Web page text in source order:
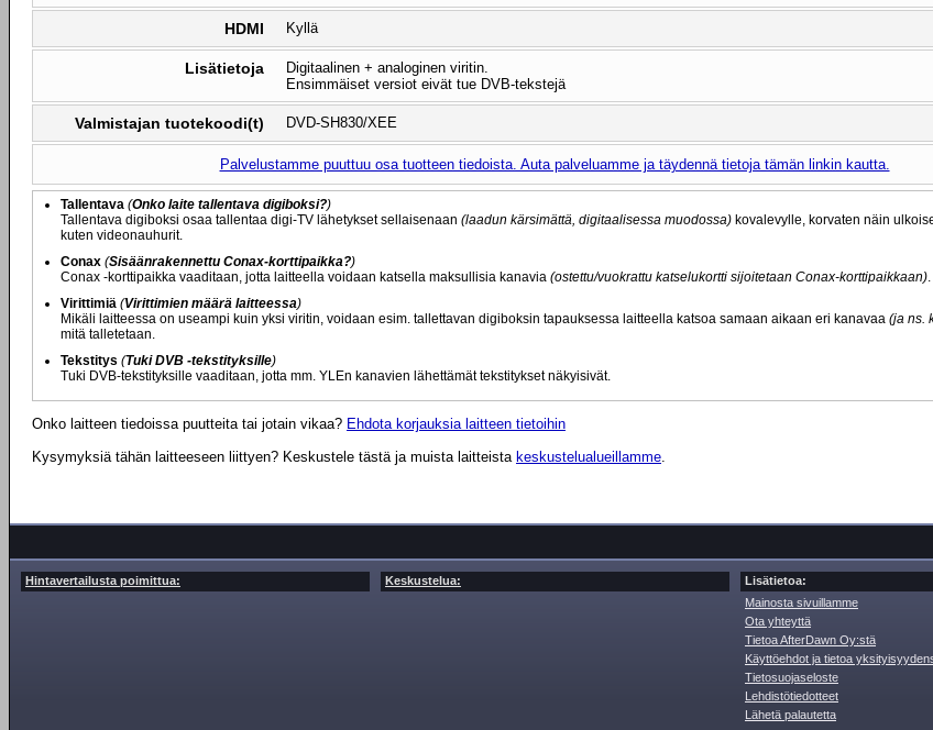
HDMI Kyllä
Lisätietoja
Digitaalinen + analoginen viritin.
Ensimmäiset versiot eivät tue DVB-tekstejä
Valmistajan tuotekoodi(t) DVD-SH830/XEE
Palvelustamme puuttuu osa tuotteen tiedoista. Auta palveluamme ja täydennä tietoja tämän linkin kautta.
Tallentava (Onko laite tallentava digiboksi?)
Tallentava digiboksi osaa tallentaa digi-TV lähetykset sellaisenaan (laadun kärsimättä, digitaalisessa muodossa) kovalevylle, korvaten näin
kuten videonauhurit.
Conax (Sisäänrakennettu Conax-korttipaikka?)
Conax -korttipaikka vaaditaan, jotta laitteella voidaan katsella maksullisia kanavia (ostettu/vuokrattu katselukortti sijoitetaan Conax-korttipaikkaan).
Virittimiä (Virittimien määrä laitteessa)
Mikäli laitteessa on useampi kuin yksi viritin, voidaan esim. tallettavan digiboksin tapauksessa laitteella katsoa samaan aikaan eri kanavaa (ja ns.
mitä talletetaan.
Tekstitys (Tuki DVB -tekstityksille)
Tuki DVB-tekstityksille vaaditaan, jotta mm. YLEn kanavien lähettämät tekstitykset näkyisivät.
Onko laitteen tiedoissa puutteita tai jotain vikaa? Ehdota korjauksia laitteen tietoihin
Kysymyksiä tähän laitteeseen liittyen? Keskustele tästä ja muista laitteista keskustelualueillamme.
Hintavertailusta poimittua: Keskustelua:
Lisätietoa:
Mainosta sivuillamme
Ota yhteyttä
Tietoa AfterDawn Oy:stä
Käyttöehdot ja tietoa
Tietosuojaseloste
Lehdistötiedotteet
Lähetä palautetta